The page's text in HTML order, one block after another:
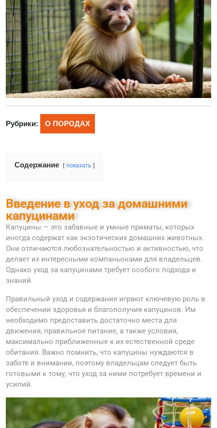
Рубрики: О ПОРОДАХ
Содержание показать
Введение в уход за домашними
капуцинами
Капуцины — это забавные и умные приматы, которых
иногда содержат как экзотических домашних животных.
Они отличаются любознательностью и активностью, что
делает их интересными компаньонами для владельцев.
Однако уход за капуцинами требует особого подхода и
знаний.
Правильный уход и содержание играют ключевую роль в
обеспечении здоровья и благополучия капуцинов. Им
необходимо предоставить достаточно места для
движения, правильное питание, а также условия,
максимально приближенные к их естественной среде
обитания. Важно помнить, что капуцины нуждаются в
заботе и внимании, поэтому владельцам следует быть
готовыми к тому, что уход за ними потребует времени и
усилий.